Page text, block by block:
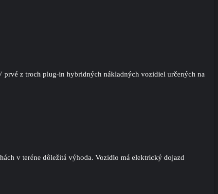
prvé z troch plug-in hybridných nákladných vozidiel určených na
v teréne dôležitá výhoda. Vozidlo má elektrický dojazd